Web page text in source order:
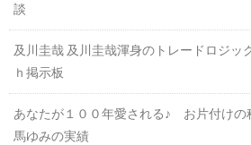
談
及川圭哉 及川圭哉渾身のトレードロジッ
ｈ掲示板
あなたが１００年愛される♪ お片付けの
馬ゆみの実績